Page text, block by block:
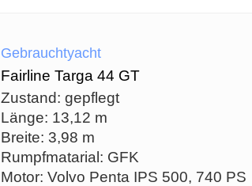
Gebrauchtyacht
Fairline Targa 44 GT
Zustand: gepflegt
Länge: 13,12 m
Breite: 3,98 m
Rumpfmatarial: GFK
Motor: Volvo Penta IPS 500, 740 PS